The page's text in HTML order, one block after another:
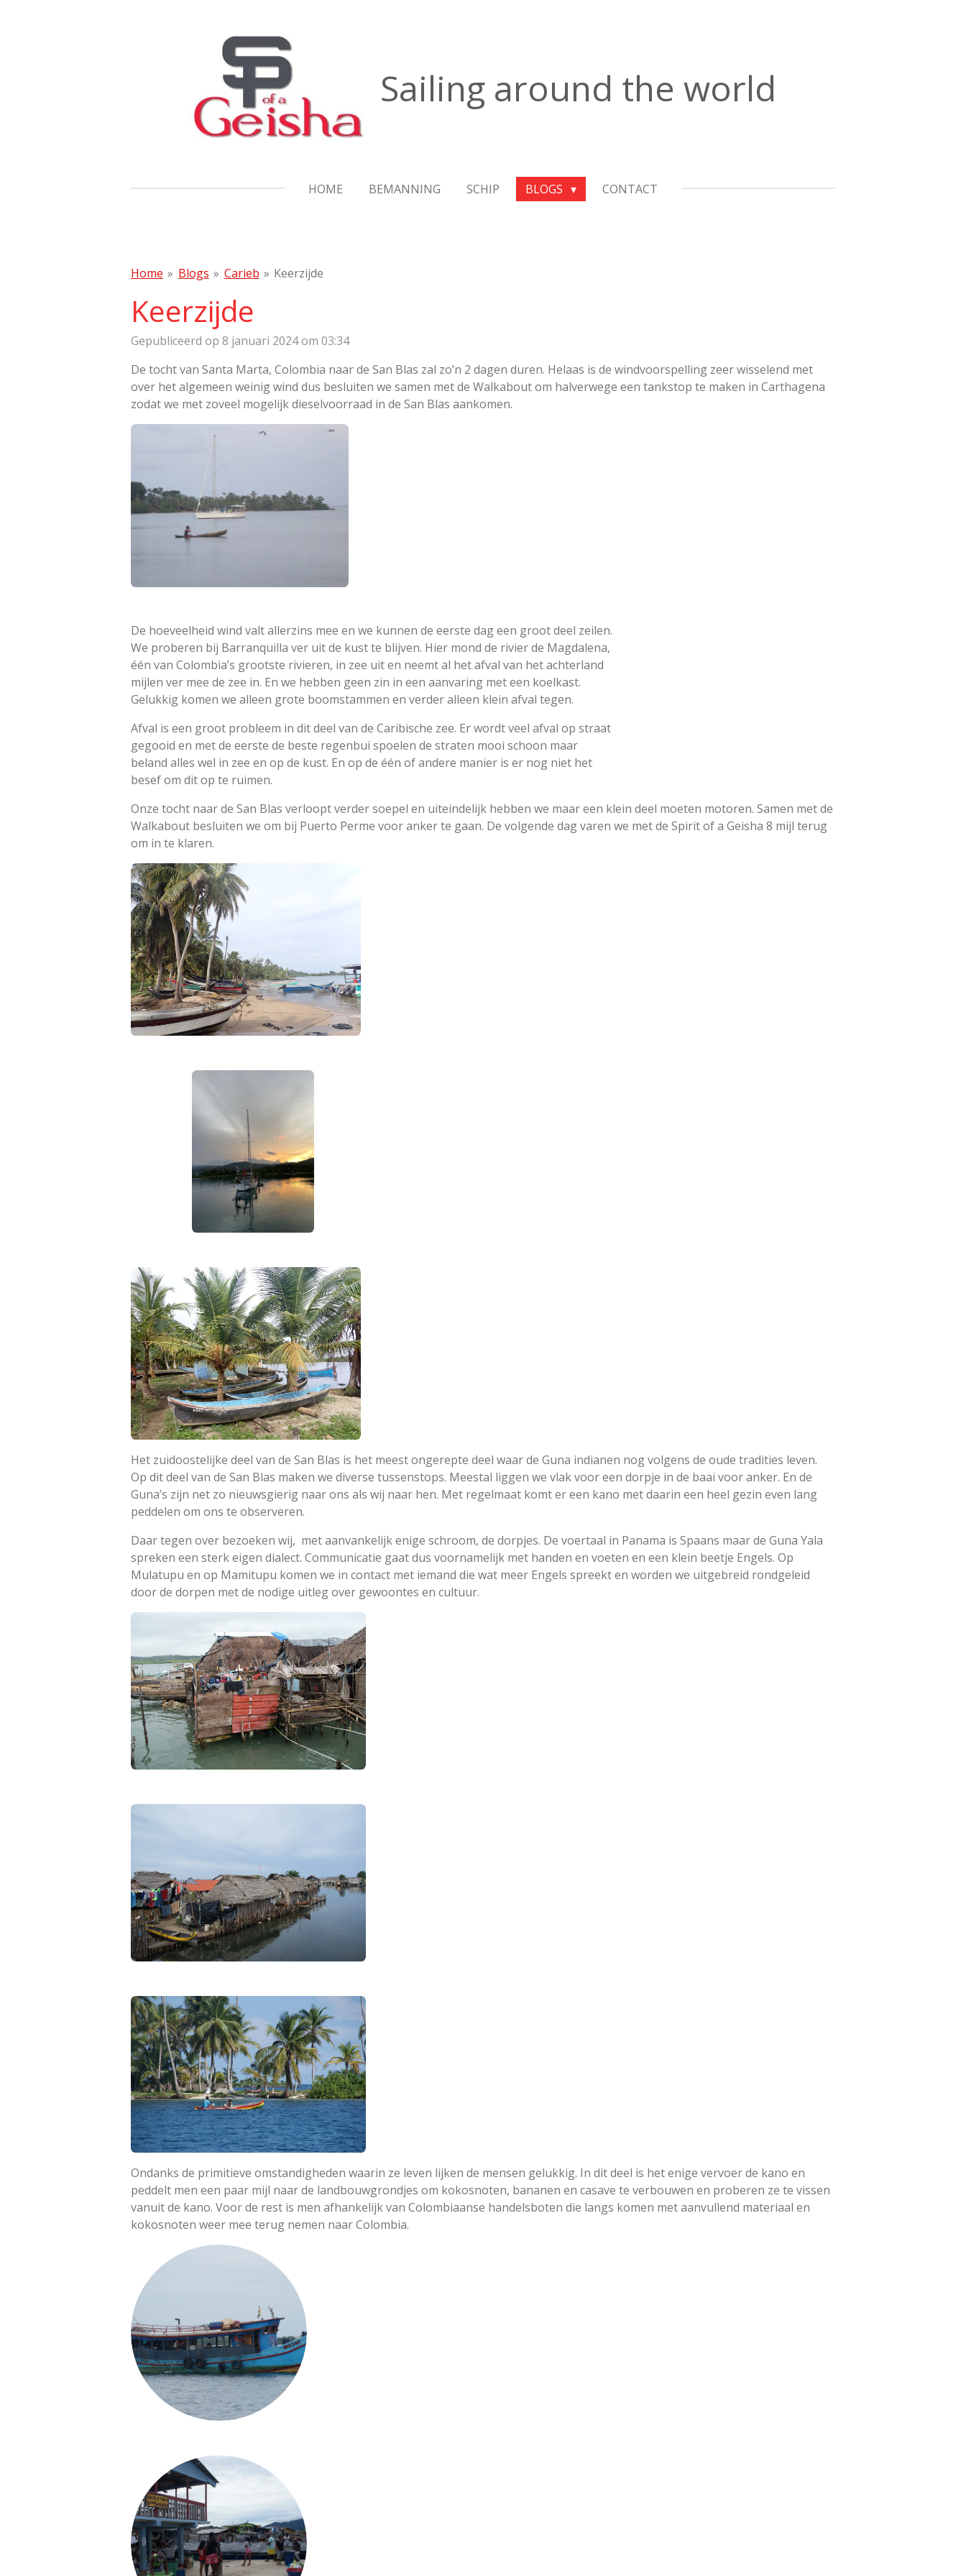
Sailing around the world
HOME BEMANNING SCHIP BLOGS CONTACT
Home » Blogs » Carieb » Keerzijde
Keerzijde
Gepubliceerd op 8 januari 2024 om 03:34
De tocht van Santa Marta, Colombia naar de San Blas zal zo’n 2 dagen duren. Helaas is de windvoorspelling zeer wisselend met
over het algemeen weinig wind dus besluiten we samen met de Walkabout om halverwege een tankstop te maken in Carthagena
zodat we met zoveel mogelijk dieselvoorraad in de San Blas aankomen.
De hoeveelheid wind valt allerzins mee en we kunnen de eerste dag een groot deel zeilen.
We proberen bij Barranquilla ver uit de kust te blijven. Hier mond de rivier de Magdalena,
één van Colombia’s grootste rivieren, in zee uit en neemt al het afval van het achterland
mijlen ver mee de zee in. En we hebben geen zin in een aanvaring met een koelkast.
Gelukkig komen we alleen grote boomstammen en verder alleen klein afval tegen.
Afval is een groot probleem in dit deel van de Caribische zee. Er wordt veel afval op straat
gegooid en met de eerste de beste regenbui spoelen de straten mooi schoon maar
beland alles wel in zee en op de kust. En op de één of andere manier is er nog niet het
besef om dit op te ruimen.
Onze tocht naar de San Blas verloopt verder soepel en uiteindelijk hebben we maar een klein deel moeten motoren. Samen met de
Walkabout besluiten we om bij Puerto Perme voor anker te gaan. De volgende dag varen we met de Spirit of a Geisha 8 mijl terug
om in te klaren.
Het zuidoostelijke deel van de San Blas is het meest ongerepte deel waar de Guna indianen nog volgens de oude tradities leven.
Op dit deel van de San Blas maken we diverse tussenstops. Meestal liggen we vlak voor een dorpje in de baai voor anker. En de
Guna’s zijn net zo nieuwsgierig naar ons als wij naar hen. Met regelmaat komt er een kano met daarin een heel gezin even lang
peddelen om ons te observeren.
Daar tegen over bezoeken wij, met aanvankelijk enige schroom, de dorpjes. De voertaal in Panama is Spaans maar de Guna Yala
spreken een sterk eigen dialect. Communicatie gaat dus voornamelijk met handen en voeten en een klein beetje Engels. Op
Mulatupu en op Mamitupu komen we in contact met iemand die wat meer Engels spreekt en worden we uitgebreid rondgeleid
door de dorpen met de nodige uitleg over gewoontes en cultuur.
Ondanks de primitieve omstandigheden waarin ze leven lijken de mensen gelukkig. In dit deel is het enige vervoer de kano en
peddelt men een paar mijl naar de landbouwgrondjes om kokosnoten, bananen en casave te verbouwen en proberen ze te vissen
vanuit de kano. Voor de rest is men afhankelijk van Colombiaanse handelsboten die langs komen met aanvullend materiaal en
kokosnoten weer mee terug nemen naar Colombia.